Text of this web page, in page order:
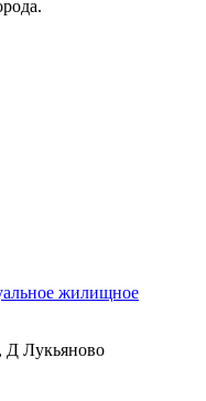
жилищное
Д Лукьяново